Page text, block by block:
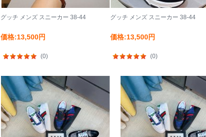
グッチ メンズ スニーカー 38-44
価格:13,500円
(0)
グッチ メンズ スニーカー 38-44
価格:13,500円
(0)